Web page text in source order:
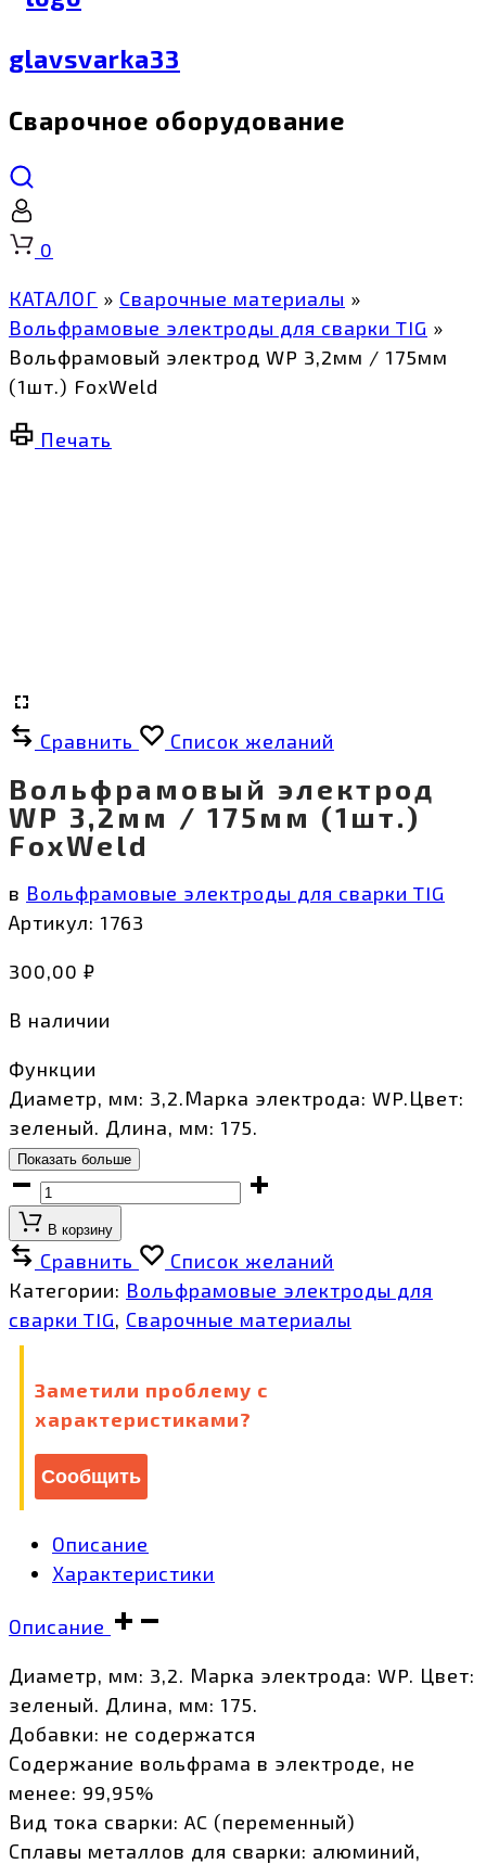
glavsvarka33
Сварочное оборудование
Корзина
0
КАТАЛОГ » Сварочные материалы »
Вольфрамовые электроды для сварки TIG »
Вольфрамовый электрод WP 3,2мм / 175мм
(1шт.) FoxWeld
Печать
Сравнить Список желаний
Вольфрамовый электрод
WP 3,2мм / 175мм (1шт.)
FoxWeld
в Вольфрамовые электроды для сварки TIG
Артикул: 1763
300,00 ₽
В наличии
Функции
Диаметр, мм: 3,2.Марка электрода: WP.Цвет:
зеленый. Длина, мм: 175.
Показать больше
Вольфрамовый
электрод
WP
3,2мм
/
175мм
FoxWeld
количество
В корзину
Сравнить
Список желаний
Категории: Вольфрамовые электроды для
сварки TIG, Сварочные материалы
Заметили проблему с
характеристиками?
Сообщить
Описание
Характеристики
Описание
Диаметр, мм: 3,2. Марка электрода: WP. Цвет:
зеленый. Длина, мм: 175.
Добавки: не содержатся
Содержание вольфрама в электроде, не
менее: 99,95%
Вид тока сварки: AC (переменный)
Сплавы металлов для сварки: алюминий,